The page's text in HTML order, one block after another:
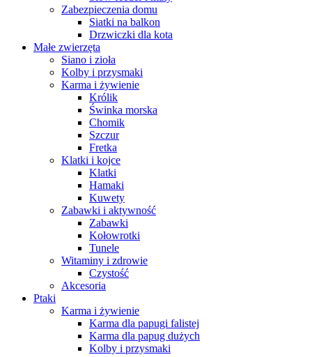
Zabezpieczenia domu
Siatki na balkon
Drzwiczki dla kota
Małe zwierzęta
Siano i zioła
Kolby i przysmaki
Karma i żywienie
Królik
Świnka morska
Chomik
Szczur
Fretka
Klatki i kojce
Klatki
Hamaki
Kuwety
Zabawki i aktywność
Zabawki
Kołowrotki
Tunele
Witaminy i zdrowie
Czystość
Akcesoria
Ptaki
Karma i żywienie
Karma dla papugi falistej
Karma dla papug dużych
Kolby i przysmaki